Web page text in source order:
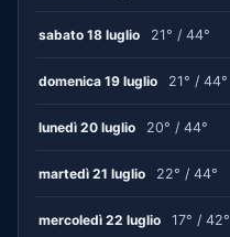
sabato 18 luglio 21° / 44°
domenica 19 luglio 21° / 44°
lunedì 20 luglio 20° / 44°
martedì 21 luglio 22° / 44°
mercoledì 22 luglio 17° / 42°